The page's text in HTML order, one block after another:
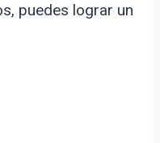
puedes lograr un